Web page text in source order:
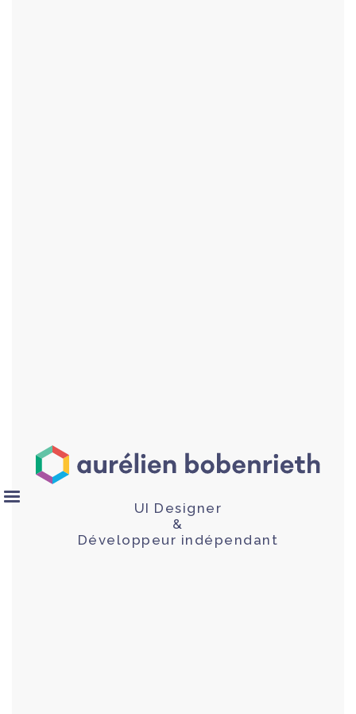
UI Designer
&
Développeur indépendant